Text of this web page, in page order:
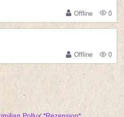
Offline
0
Offline
0